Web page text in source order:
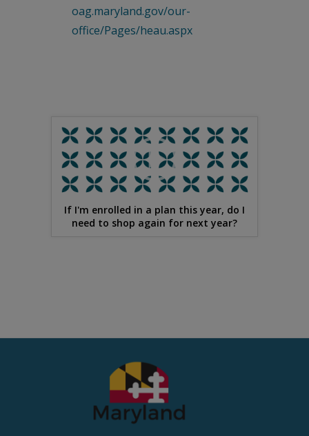
oag.maryland.gov/our-
office/Pages/heau.aspx
If I'm enrolled in a plan this year, do I
need to shop again for next year?